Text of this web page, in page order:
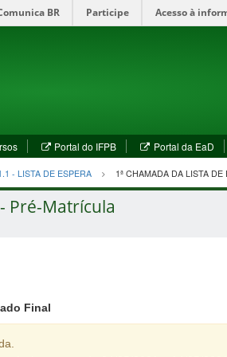
BR Participe Acesso à
Portal do IFPB(abre
em
nova
janela)
Portal da EaD
em
- LISTA DE ESPERA 1ª CHAMADA DA LISTA
- Pré-Matrícula
Final